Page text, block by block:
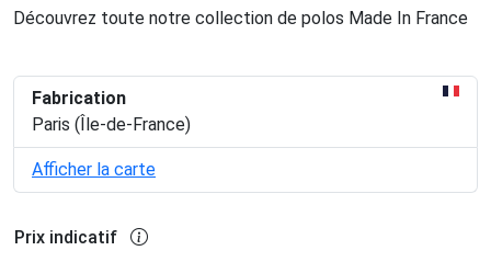
Découvrez toute notre collection de polos Made In France
Fabrication
Paris (Île-de-France)
Afficher la carte
Prix indicatif